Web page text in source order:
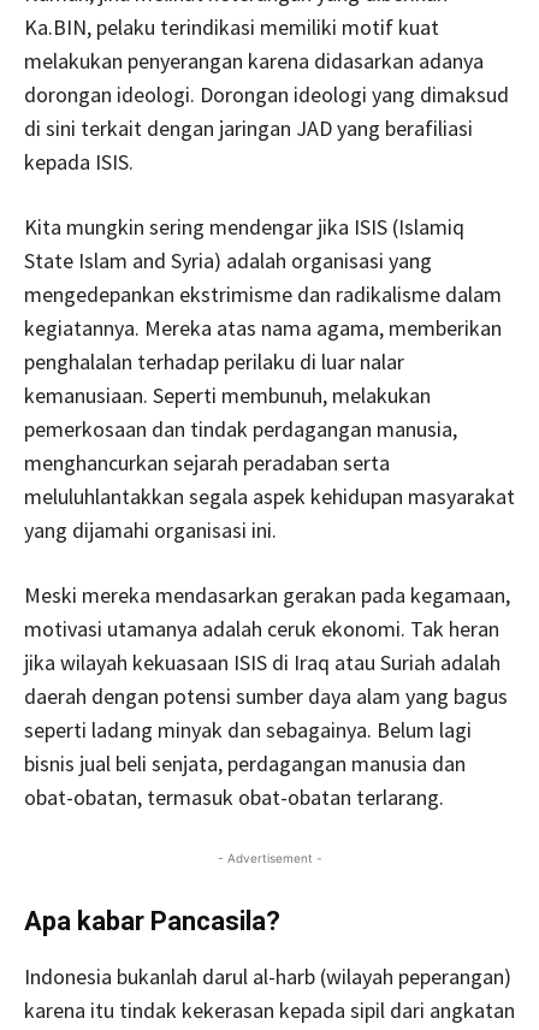
Ka.BIN, pelaku terindikasi memiliki motif kuat
melakukan penyerangan karena didasarkan adanya
dorongan ideologi. Dorongan ideologi yang dimaksud
di sini terkait dengan jaringan JAD yang berafiliasi
kepada ISIS.
Kita mungkin sering mendengar jika ISIS (Islamiq
State Islam and Syria) adalah organisasi yang
mengedepankan ekstrimisme dan radikalisme dalam
kegiatannya. Mereka atas nama agama, memberikan
penghalalan terhadap perilaku di luar nalar
kemanusiaan. Seperti membunuh, melakukan
pemerkosaan dan tindak perdagangan manusia,
menghancurkan sejarah peradaban serta
meluluhlantakkan segala aspek kehidupan masyarakat
yang dijamahi organisasi ini.
Meski mereka mendasarkan gerakan pada kegamaan,
motivasi utamanya adalah ceruk ekonomi. Tak heran
jika wilayah kekuasaan ISIS di Iraq atau Suriah adalah
daerah dengan potensi sumber daya alam yang bagus
seperti ladang minyak dan sebagainya. Belum lagi
bisnis jual beli senjata, perdagangan manusia dan
obat-obatan, termasuk obat-obatan terlarang.
- Advertisement -
Apa kabar Pancasila?
Indonesia bukanlah darul al-harb (wilayah peperangan)
karena itu tindak kekerasan kepada sipil dari angkatan